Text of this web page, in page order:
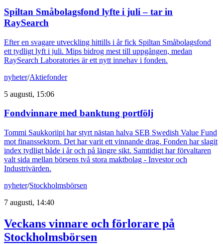
Spiltan Småbolagsfond lyfte i juli – tar in
RaySearch
Efter en svagare utveckling hittills i år fick Spiltan Småbolagsfond
ett tydligt lyft i juli. Mips bidrog mest till uppgången, medan
RaySearch Laboratories är ett nytt innehav i fonden.
nyheter/Aktiefonder
5 augusti, 15:06
Fondvinnare med banktung portfölj
Tommi Saukkoriipi har styrt nästan halva SEB Swedish Value Fund
mot finanssektorn. Det har varit ett vinnande drag. Fonden har slagit
index tydligt både i år och på längre sikt. Samtidigt har förvaltaren
valt sida mellan börsens två stora maktbolag - Investor och
Industrivärden.
nyheter/Stockholmsbörsen
7 augusti, 14:40
Veckans vinnare och förlorare på
Stockholmsbörsen